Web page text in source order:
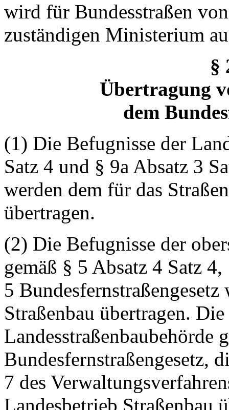
wird für Bundesstraßen
zuständigen Ministerium
§
Übertragung
dem
(1) Die Befugnisse der
Satz 4 und § 9a Absatz 3
werden dem für das
übertragen.
(2) Die Befugnisse der
gemäß § 5 Absatz 4 Satz
5
Straßenbau übertragen.
Landesstraßenbaubehörde
Bundesfernstraßengesetz,
7 des
Landesbetrieb Straßenbau